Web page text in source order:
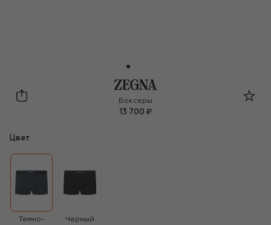
Zegna
Боксеры
13 700 ₽
Цвет
Темно-
Черный